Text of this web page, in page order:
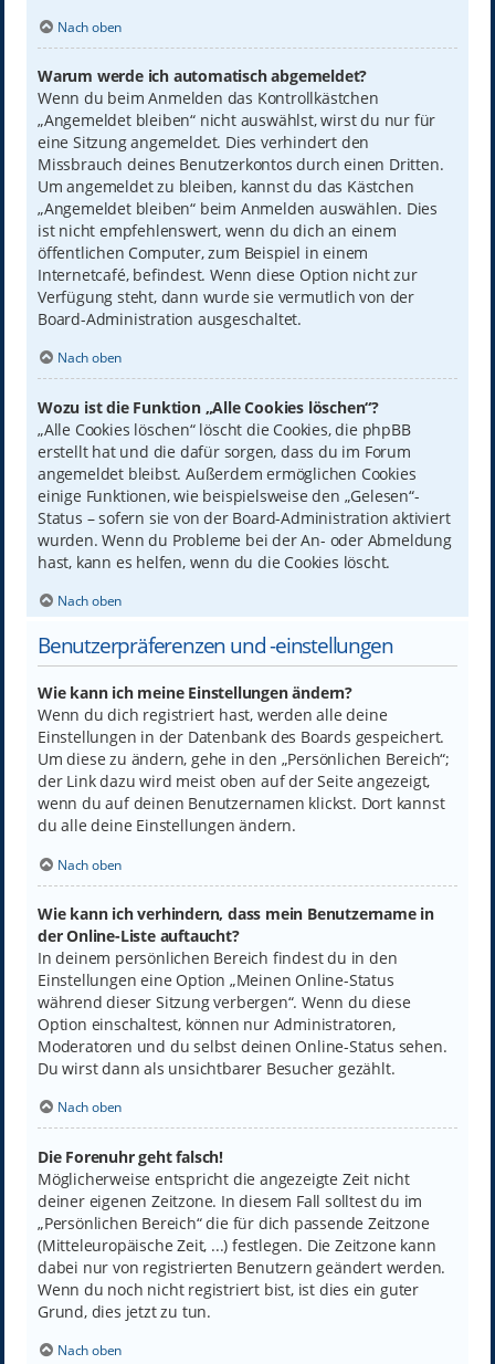
Nach oben
Warum werde ich automatisch abgemeldet?
Wenn du beim Anmelden das Kontrollkästchen
„Angemeldet bleiben“ nicht auswählst, wirst du nur für
eine Sitzung angemeldet. Dies verhindert den
Missbrauch deines Benutzerkontos durch einen Dritten.
Um angemeldet zu bleiben, kannst du das Kästchen
„Angemeldet bleiben“ beim Anmelden auswählen. Dies
ist nicht empfehlenswert, wenn du dich an einem
öffentlichen Computer, zum Beispiel in einem
Internetcafé, befindest. Wenn diese Option nicht zur
Verfügung steht, dann wurde sie vermutlich von der
Board-Administration ausgeschaltet.
Nach oben
Wozu ist die Funktion „Alle Cookies löschen“?
„Alle Cookies löschen“ löscht die Cookies, die phpBB
erstellt hat und die dafür sorgen, dass du im Forum
angemeldet bleibst. Außerdem ermöglichen Cookies
einige Funktionen, wie beispielsweise den „Gelesen“-
Status – sofern sie von der Board-Administration aktiviert
wurden. Wenn du Probleme bei der An- oder Abmeldung
hast, kann es helfen, wenn du die Cookies löscht.
Nach oben
Benutzerpräferenzen und -einstellungen
Wie kann ich meine Einstellungen ändern?
Wenn du dich registriert hast, werden alle deine
Einstellungen in der Datenbank des Boards gespeichert.
Um diese zu ändern, gehe in den „Persönlichen Bereich“;
der Link dazu wird meist oben auf der Seite angezeigt,
wenn du auf deinen Benutzernamen klickst. Dort kannst
du alle deine Einstellungen ändern.
Nach oben
Wie kann ich verhindern, dass mein Benutzername in
der Online-Liste auftaucht?
In deinem persönlichen Bereich findest du in den
Einstellungen eine Option „Meinen Online-Status
während dieser Sitzung verbergen“. Wenn du diese
Option einschaltest, können nur Administratoren,
Moderatoren und du selbst deinen Online-Status sehen.
Du wirst dann als unsichtbarer Besucher gezählt.
Nach oben
Die Forenuhr geht falsch!
Möglicherweise entspricht die angezeigte Zeit nicht
deiner eigenen Zeitzone. In diesem Fall solltest du im
„Persönlichen Bereich“ die für dich passende Zeitzone
(Mitteleuropäische Zeit, ...) festlegen. Die Zeitzone kann
dabei nur von registrierten Benutzern geändert werden.
Wenn du noch nicht registriert bist, ist dies ein guter
Grund, dies jetzt zu tun.
Nach oben